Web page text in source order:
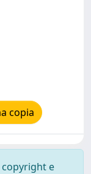
copia
e